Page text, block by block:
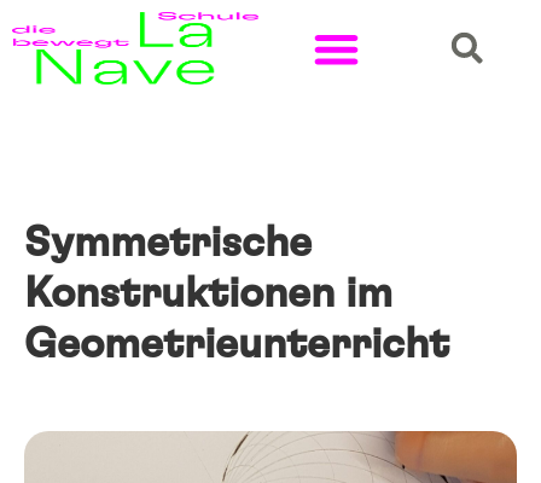
Symmetrische
Konstruktionen im
Geometrieunterricht